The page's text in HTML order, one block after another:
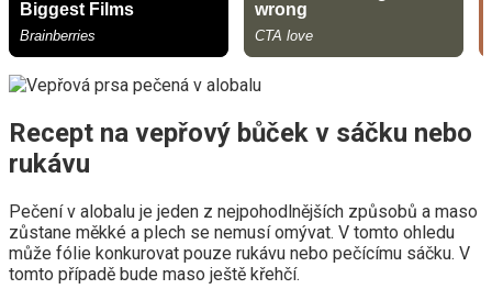
Recept na vepřový bůček v sáčku nebo
rukávu
Pečení v alobalu je jeden z nejpohodlnějších způsobů a maso
zůstane měkké a plech se nemusí omývat. V tomto ohledu
může fólie konkurovat pouze rukávu nebo pečícímu sáčku. V
tomto případě bude maso ještě křehčí.